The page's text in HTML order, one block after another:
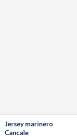
Jersey marinero
Cancale